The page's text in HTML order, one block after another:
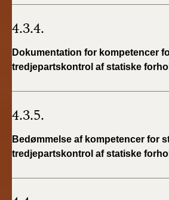
4.3.4.
Dokumentation for kompetencer
tredjepartskontrol af statiske
4.3.5.
Bedømmelse af kompetencer for
tredjepartskontrol af statiske